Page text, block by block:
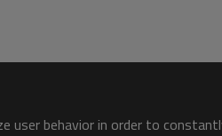
user behavior in order to